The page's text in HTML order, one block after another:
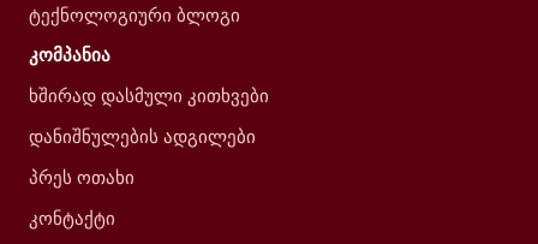
ტექნოლოგიური ბლოგი
კომპანია
ხშირად დასმული კითხვები
დანიშნულების ადგილები
პრეს ოთახი
კონტაქტი